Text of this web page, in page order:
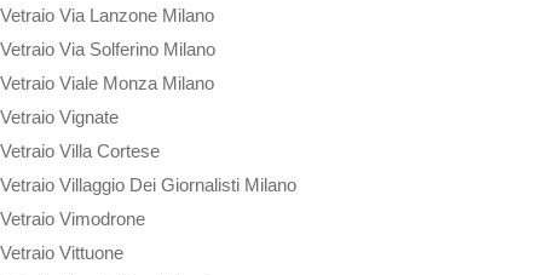
Vetraio Via Lanzone Milano
Vetraio Via Solferino Milano
Vetraio Viale Monza Milano
Vetraio Vignate
Vetraio Villa Cortese
Vetraio Villaggio Dei Giornalisti Milano
Vetraio Vimodrone
Vetraio Vittuone